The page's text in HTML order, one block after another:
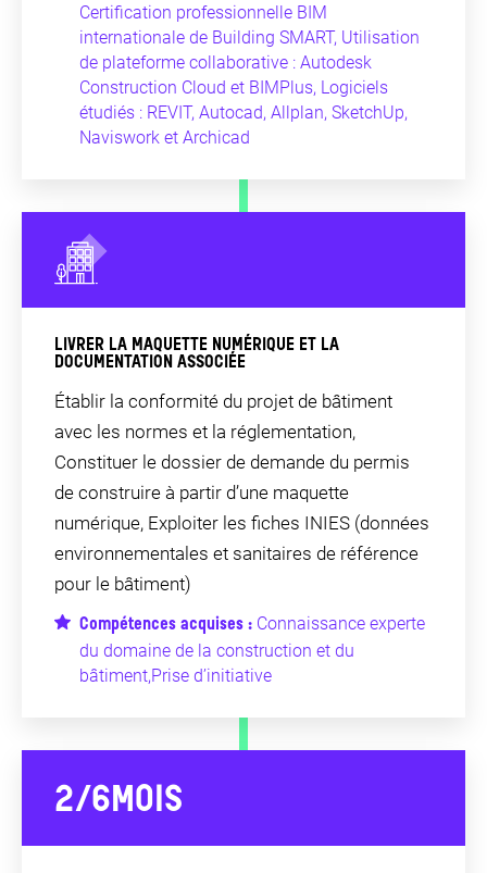
Certification professionnelle BIM
internationale de Building SMART, Utilisation
de plateforme collaborative : Autodesk
Construction Cloud et BIMPlus, Logiciels
étudiés : REVIT, Autocad, Allplan, SketchUp,
Naviswork et Archicad
LIVRER LA MAQUETTE NUMÉRIQUE ET LA
DOCUMENTATION ASSOCIÉE
Établir la conformité du projet de bâtiment
avec les normes et la réglementation,
Constituer le dossier de demande du permis
de construire à partir d’une maquette
numérique, Exploiter les fiches INIES (données
environnementales et sanitaires de référence
pour le bâtiment)
Compétences acquises : Connaissance experte
du domaine de la construction et du
bâtiment,Prise d’initiative
2/6MOIS